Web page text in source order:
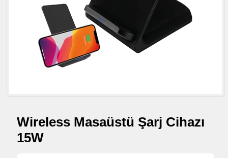
Wireless Masaüstü Şarj Cihazı
15W